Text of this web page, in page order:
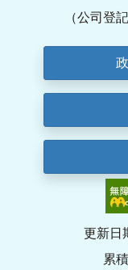
（公司登
更新日
累